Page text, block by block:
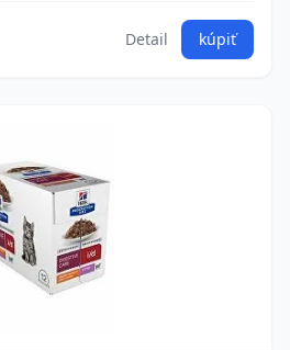
Detail kúpiť